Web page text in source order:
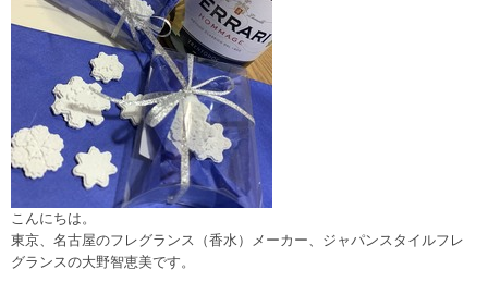
こんにちは。
東京、名古屋のフレグランス（香水）メーカー、ジャパンスタイルフレ
グランスの大野智恵美です。